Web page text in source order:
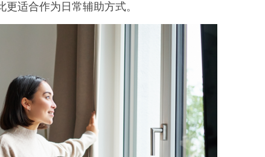
适合作为日常辅助方式。